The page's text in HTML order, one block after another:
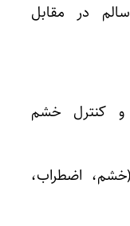
در مقابل
و کنترل خشم
اضطراب،